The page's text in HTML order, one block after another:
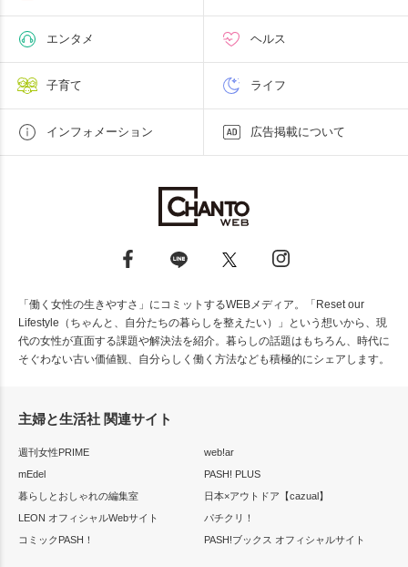
エンタメ ヘルス
子育て ライフ
インフォメーション 広告掲載について
「働く女性の生きやすさ」にコミットするWEBメディア。「Reset our
Lifestyle（ちゃんと、自分たちの暮らしを整えたい）」という想いから、現
代の女性が直面する課題や解決法を紹介。暮らしの話題はもちろん、時代に
そぐわない古い価値観、自分らしく働く方法なども積極的にシェアします。
主婦と生活社 関連サイト
週刊女性PRIME
web!ar
mEdel
PASH! PLUS
暮らしとおしゃれの編集室
日本×アウトドア【cazual】
LEON オフィシャルWebサイト
パチクリ！
コミックPASH！
PASH!ブックス オフィシャルサイト